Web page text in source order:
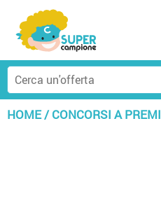
HOME/CONCORSI A PREMI